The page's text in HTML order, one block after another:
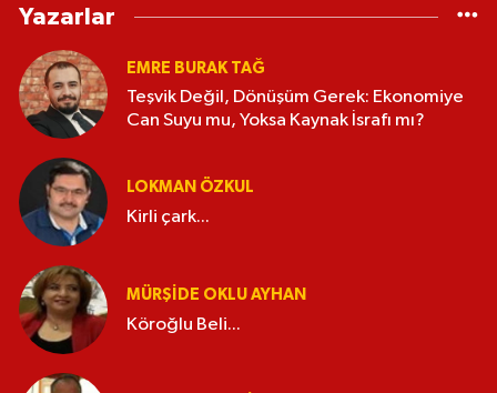
Yazarlar
EMRE BURAK TAĞ
Teşvik Değil, Dönüşüm Gerek: Ekonomiye
Can Suyu mu, Yoksa Kaynak İsrafı mı?
LOKMAN ÖZKUL
Kirli çark...
MÜRŞIDE OKLU AYHAN
Köroğlu Beli...